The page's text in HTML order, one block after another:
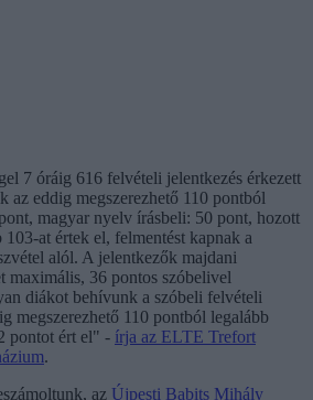
7 óráig 616 felvételi jelentkezés érkezett
az eddig megszerezhető 110 pontból
magyar nyelv írásbeli: 50 pont, hozott
at értek el, felmentést kapnak a
alól. A jelentkezők majdani
maximális, 36 pontos szóbelivel
diákot behívunk a szóbeli felvételi
megszerezhető 110 pontból legalább
pontot ért el" - írja az ELTE Trefort
.
az Újpesti Babits Mihály